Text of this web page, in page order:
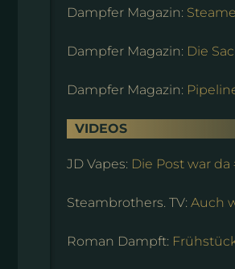
Dampfer Magazin:
Dampfer Magazin: Die
Dampfer Magazin:
VIDEOS
JD Vapes: Die Post war
Steambrothers. TV: Auch
Roman Dampft: